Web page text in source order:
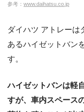
参考： www.daihatsu.co.jp
ダイハツ アトレーは
あるハイゼットバン
す。
ハイゼットバンは軽
すが、車内スペース